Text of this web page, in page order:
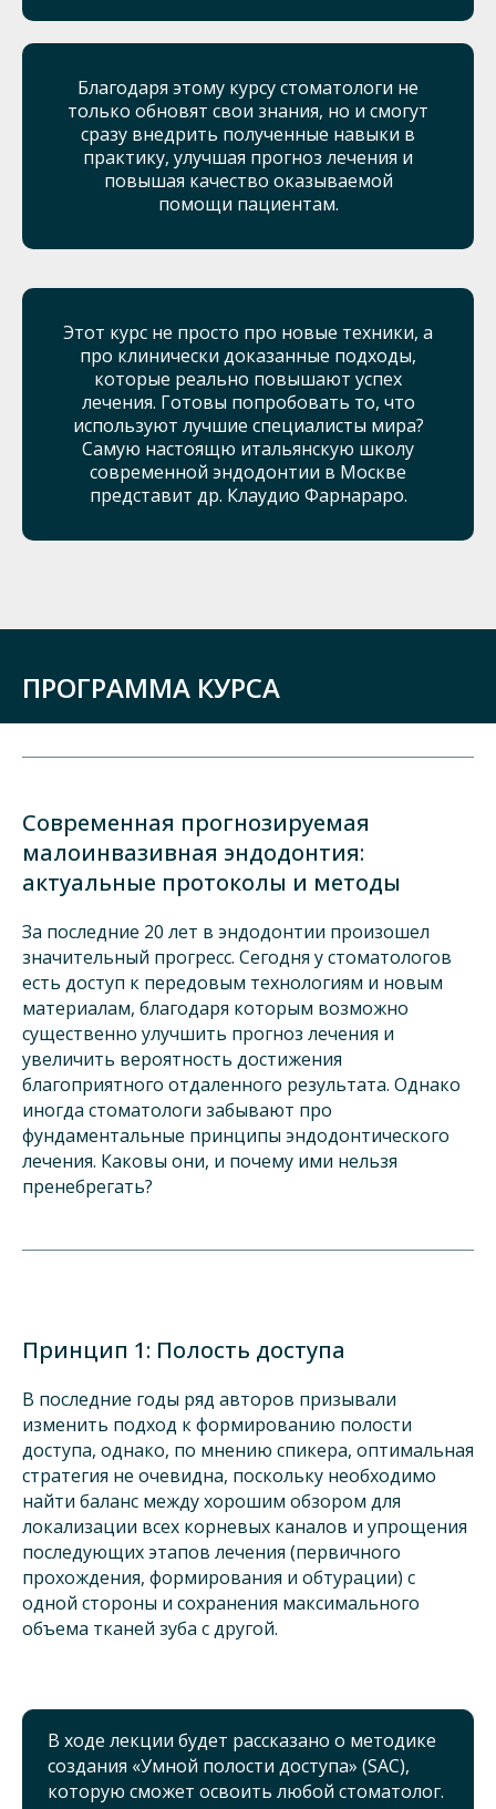
Благодаря этому курсу стоматологи не
только обновят свои знания, но и смогут
сразу внедрить полученные навыки в
практику, улучшая прогноз лечения и
повышая качество оказываемой
помощи пациентам.
Этот курс не просто про новые техники, а
про клинически доказанные подходы,
которые реально повышают успех
лечения. Готовы попробовать то, что
используют лучшие специалисты мира?
Самую настоящю итальянскую школу
современной эндодонтии в Москве
представит др. Клаудио Фарнараро.
ПРОГРАММА КУРСА
Современная прогнозируемая
малоинвазивная эндодонтия:
актуальные протоколы и методы
За последние 20 лет в эндодонтии произошел
значительный прогресс. Сегодня у стоматологов
есть доступ к передовым технологиям и новым
материалам, благодаря которым возможно
существенно улучшить прогноз лечения и
увеличить вероятность достижения
благоприятного отдаленного результата. Однако
иногда стоматологи забывают про
фундаментальные принципы эндодонтического
лечения. Каковы они, и почему ими нельзя
пренебрегать?
Принцип 1: Полость доступа
В последние годы ряд авторов призывали
изменить подход к формированию полости
доступа, однако, по мнению спикера, оптимальная
стратегия не очевидна, поскольку необходимо
найти баланс между хорошим обзором для
локализации всех корневых каналов и упрощения
последующих этапов лечения (первичного
прохождения, формирования и обтурации) с
одной стороны и сохранения максимального
объема тканей зуба с другой.
В ходе лекции будет рассказано о методике
создания «Умной полости доступа» (SAC),
которую сможет освоить любой стоматолог.